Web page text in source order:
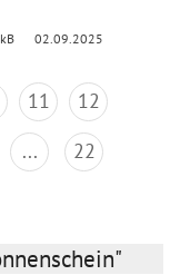
02.09.2025
11
12
... 22